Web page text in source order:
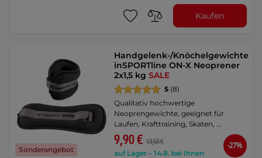
Kaufen
Sonderangebot
Handgelenk-/Knöchelgewichte
inSPORTline ON-X Neoprener
2x1,5 kgSALE
5 (8)
Qualitativ hochwertige
Neoprengewichte, geeignet für
Laufen, Krafttraining, Skaten, …
9,90 € 13,50 €
auf Lager – 14.8. bei Ihnen
-27%